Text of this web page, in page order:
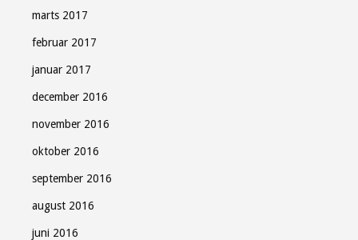
marts 2017
februar 2017
januar 2017
december 2016
november 2016
oktober 2016
september 2016
august 2016
juni 2016